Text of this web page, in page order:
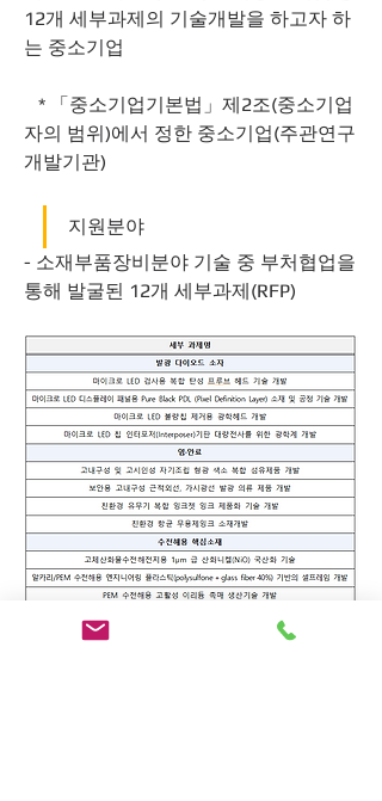
12개 세부과제의 기술개발을 하고자 하
는 중소기업
자의 범위)에서 정한 중소기업(주관연구
개발기관)
지원분야
- 소재부품장비분야 기술 중 부처협업을
통해 발굴된 12개 세부과제(RFP)